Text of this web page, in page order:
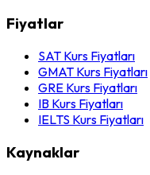
Fiyatlar
SAT Kurs Fiyatları
GMAT Kurs Fiyatları
GRE Kurs Fiyatları
IB Kurs Fiyatları
IELTS Kurs Fiyatları
Kaynaklar